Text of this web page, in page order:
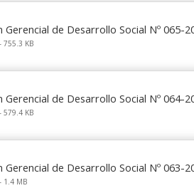
Gerencial de Desarrollo Social Nº 065-
KB
Gerencial de Desarrollo Social Nº 064-
KB
Gerencial de Desarrollo Social Nº 063-
MB